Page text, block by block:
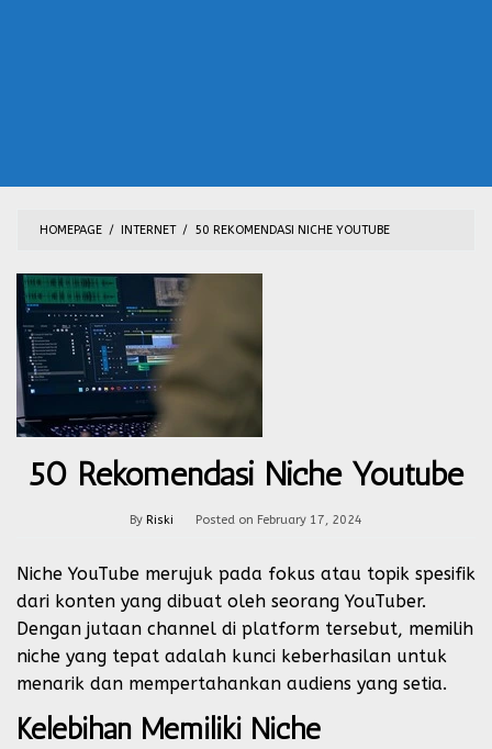
HOMEPAGE / INTERNET / 50 REKOMENDASI NICHE YOUTUBE
50 Rekomendasi Niche Youtube
By Riski Posted on February 17, 2024
Niche YouTube merujuk pada fokus atau topik spesifik
dari konten yang dibuat oleh seorang YouTuber.
Dengan jutaan channel di platform tersebut, memilih
niche yang tepat adalah kunci keberhasilan untuk
menarik dan mempertahankan audiens yang setia.
Kelebihan Memiliki Niche